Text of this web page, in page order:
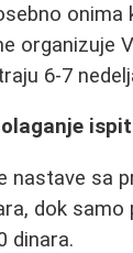
onima
organizuje
6-7
nastave sa
dok
dinara.